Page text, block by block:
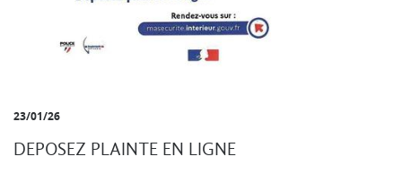
23/01/26
DEPOSEZ PLAINTE EN LIGNE